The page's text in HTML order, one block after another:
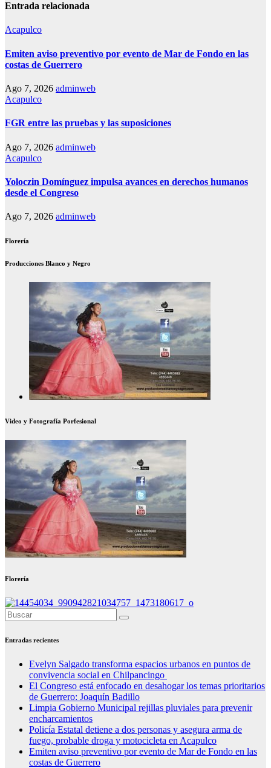
Entrada relacionada
Acapulco
Emiten aviso preventivo por evento de Mar de Fondo en las
costas de Guerrero
Ago 7, 2026 adminweb
Acapulco
FGR entre las pruebas y las suposiciones
Ago 7, 2026 adminweb
Acapulco
Yoloczin Domínguez impulsa avances en derechos humanos
desde el Congreso
Ago 7, 2026 adminweb
Florería
Producciones Blanco y Negro
Video y Fotografía Porfesional
Florería
Entradas recientes
Evelyn Salgado transforma espacios urbanos en puntos de
convivencia social en Chilpancingo
El Congreso está enfocado en desahogar los temas prioritarios
de Guerrero: Joaquín Badillo
Limpia Gobierno Municipal rejillas pluviales para prevenir
encharcamientos
Policía Estatal detiene a dos personas y asegura arma de
fuego, probable droga y motocicleta en Acapulco
Emiten aviso preventivo por evento de Mar de Fondo en las
costas de Guerrero